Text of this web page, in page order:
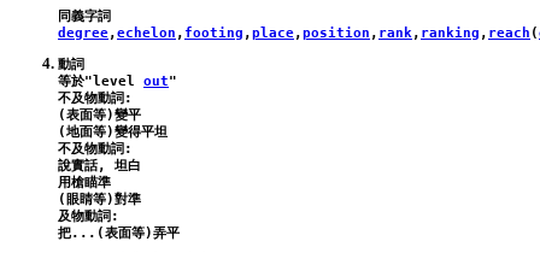
degree,echelon , footing ,place,position , rank, ranking , reach (
動詞
等於"level out"
不及物動詞:
(表面等)變平
(地面等)變得平坦
不及物動詞:
說實話, 坦白
用槍瞄準
(眼睛等)對準
及物動詞: